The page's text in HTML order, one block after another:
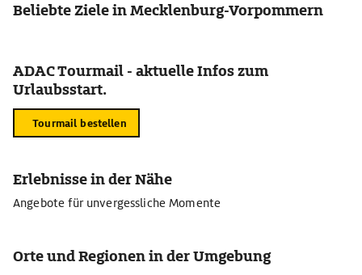
Beliebte Ziele in Mecklenburg-Vorpommern
ADAC Tourmail - aktuelle Infos zum
Urlaubsstart.
Tourmail bestellen
Erlebnisse in der Nähe
Angebote für unvergessliche Momente
Orte und Regionen in der Umgebung